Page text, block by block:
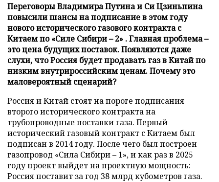
Переговоры Владимира Путина и Си Цзиньпина
повысили шансы на подписание в этом году
нового исторического газового контракта с
Китаем по «Силе Сибири – 2» . Главная проблема –
это цена будущих поставок. Появляются даже
слухи, что Россия будет продавать газ в Китай по
низким внутрироссийским ценам. Почему это
маловероятный сценарий?
Россия и Китай стоят на пороге подписания
второго исторического контракта на
трубопроводные поставки газа. Первый
исторический газовый контракт с Китаем был
подписан в 2014 году. После чего был построен
газопровод «Сила Сибири – 1», и как раз в 2025
году проект выйдет на проектную мощность:
Россия поставит за год 38 млрд кубометров газа.